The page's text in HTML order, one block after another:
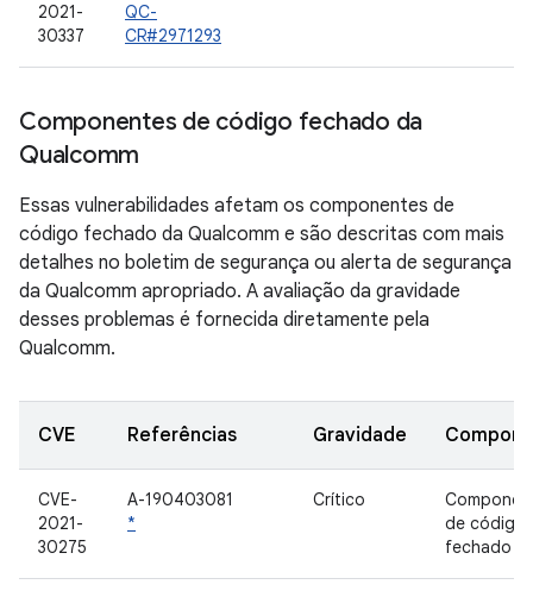
2021-
30337
QC-
CR#2971293
Componentes de código fechado da
Qualcomm
Essas vulnerabilidades afetam os componentes de
código fechado da Qualcomm e são descritas com mais
detalhes no boletim de segurança ou alerta de segurança
da Qualcomm apropriado. A avaliação da gravidade
desses problemas é fornecida diretamente pela
Qualcomm.
CVE Referências Gravidade
CVE-
2021-
30275
A-190403081
*
Crítico
de código
fechado